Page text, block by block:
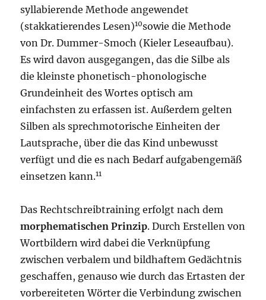
syllabierende Methode angewendet
(stakkatierendes Lesen)10sowie die Methode
von Dr. Dummer-Smoch (Kieler Leseaufbau).
Es wird davon ausgegangen, das die Silbe als
die kleinste phonetisch-phonologische
Grundeinheit des Wortes optisch am
einfachsten zu erfassen ist. Außerdem gelten
Silben als sprechmotorische Einheiten der
Lautsprache, über die das Kind unbewusst
verfügt und die es nach Bedarf aufgabengemäß
einsetzen kann.11
Das Rechtschreibtraining erfolgt nach dem
morphematischen Prinzip. Durch Erstellen von
Wortbildern wird dabei die Verknüpfung
zwischen verbalem und bildhaftem Gedächtnis
geschaffen, genauso wie durch das Ertasten der
vorbereiteten Wörter die Verbindung zwischen